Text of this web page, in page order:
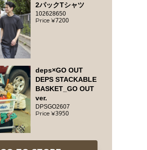
2パックTシャツ
102628650
7200
deps×GO OUT
DEPS STACKABLE
BASKET_GO OUT
ver.
DPSGO2607
3950